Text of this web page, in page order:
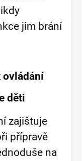
jim brání
ovládání
děti
zajištuje
přípravě
na